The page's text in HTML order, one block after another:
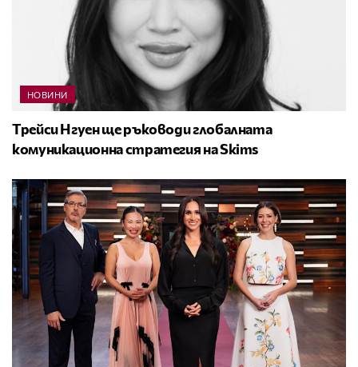
НОВИНИ
Трейси Нгуен ще ръководи глобалната
комуникационна стратегия на Skims